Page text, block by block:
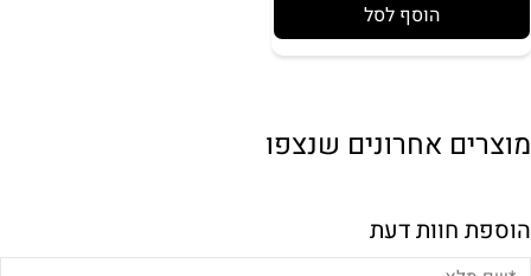
צבע:
הוסף לסל
מוצרים אחרונים שנצפו
הוספת חוות דעת